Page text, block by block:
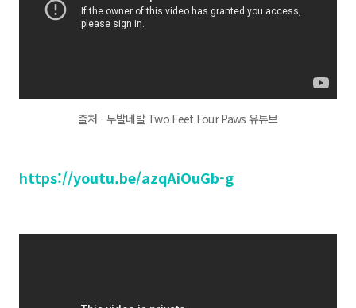
출처 - 두발네발 Two Feet Four Paws 유튜브
https://youtu.be/azqAiOuGb-g